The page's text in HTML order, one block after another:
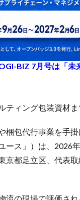
BIZ 7月号は「
ティング包装資材
梱包代行事業を手
ース」）は、2026
京都足立区、代表